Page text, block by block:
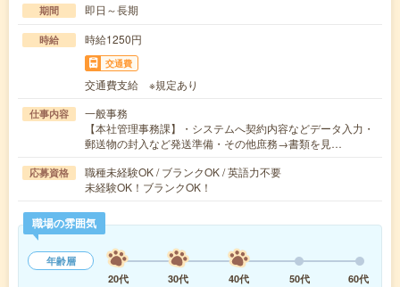
期間 即日～長期
時給 時給1250円
交通費
交通費支給 ※規定あり
仕事内容
一般事務
【本社管理事務課】・システムへ契約内容などデータ入力・
郵送物の封入など発送準備・その他庶務→書類を見…
応募資格
職種未経験OK / ブランクOK / 英語力不要
未経験OK！ブランクOK！
職場の雰囲気
年齢層
20代
30代 40代 50代
60代